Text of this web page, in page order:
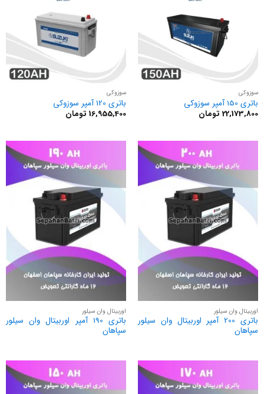
سوزوکی
باتری 150 آمپر سوزوکی
22,173,800 تومان
سوزوکی
باتری 120 آمپر سوزوکی
16,955,400 تومان
اوربیتال وان سیلور
باتری 200 آمپر اوربیتال وان سیلور
سپاهان
اوربیتال وان سیلور
باتری 190 آمپر اوربیتال وان سیلور
سپاهان